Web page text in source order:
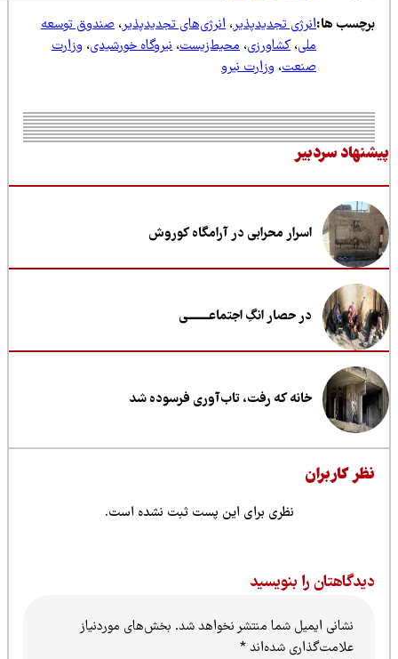
ها:انرژی تجدیدپذیر،انرژی‌های تجدیدپذیر،صندوق توسعه
کشاورزی،محیط‌زیست،نیروگاه خورشیدی،وزارت
صنعت،وزارت نیرو
سردبیر
اسرار محرابی در آرامگاه کوروش
در حصار انگِ اجتماعــــــــی
خانه که رفت، تاب‌آوری فرسوده شد
کاربران
نظری برای این پست ثبت نشده است.
را بنویسید
نشانی ایمیل شما منتشر نخواهد شد.بخش‌های موردنیاز
علامت‌گذاری شده‌اند*